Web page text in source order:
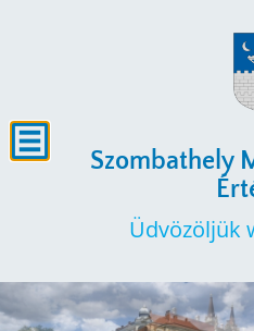
Szombathely
Üdvözöljük